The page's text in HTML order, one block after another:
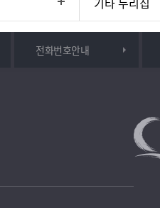
전화번호안내